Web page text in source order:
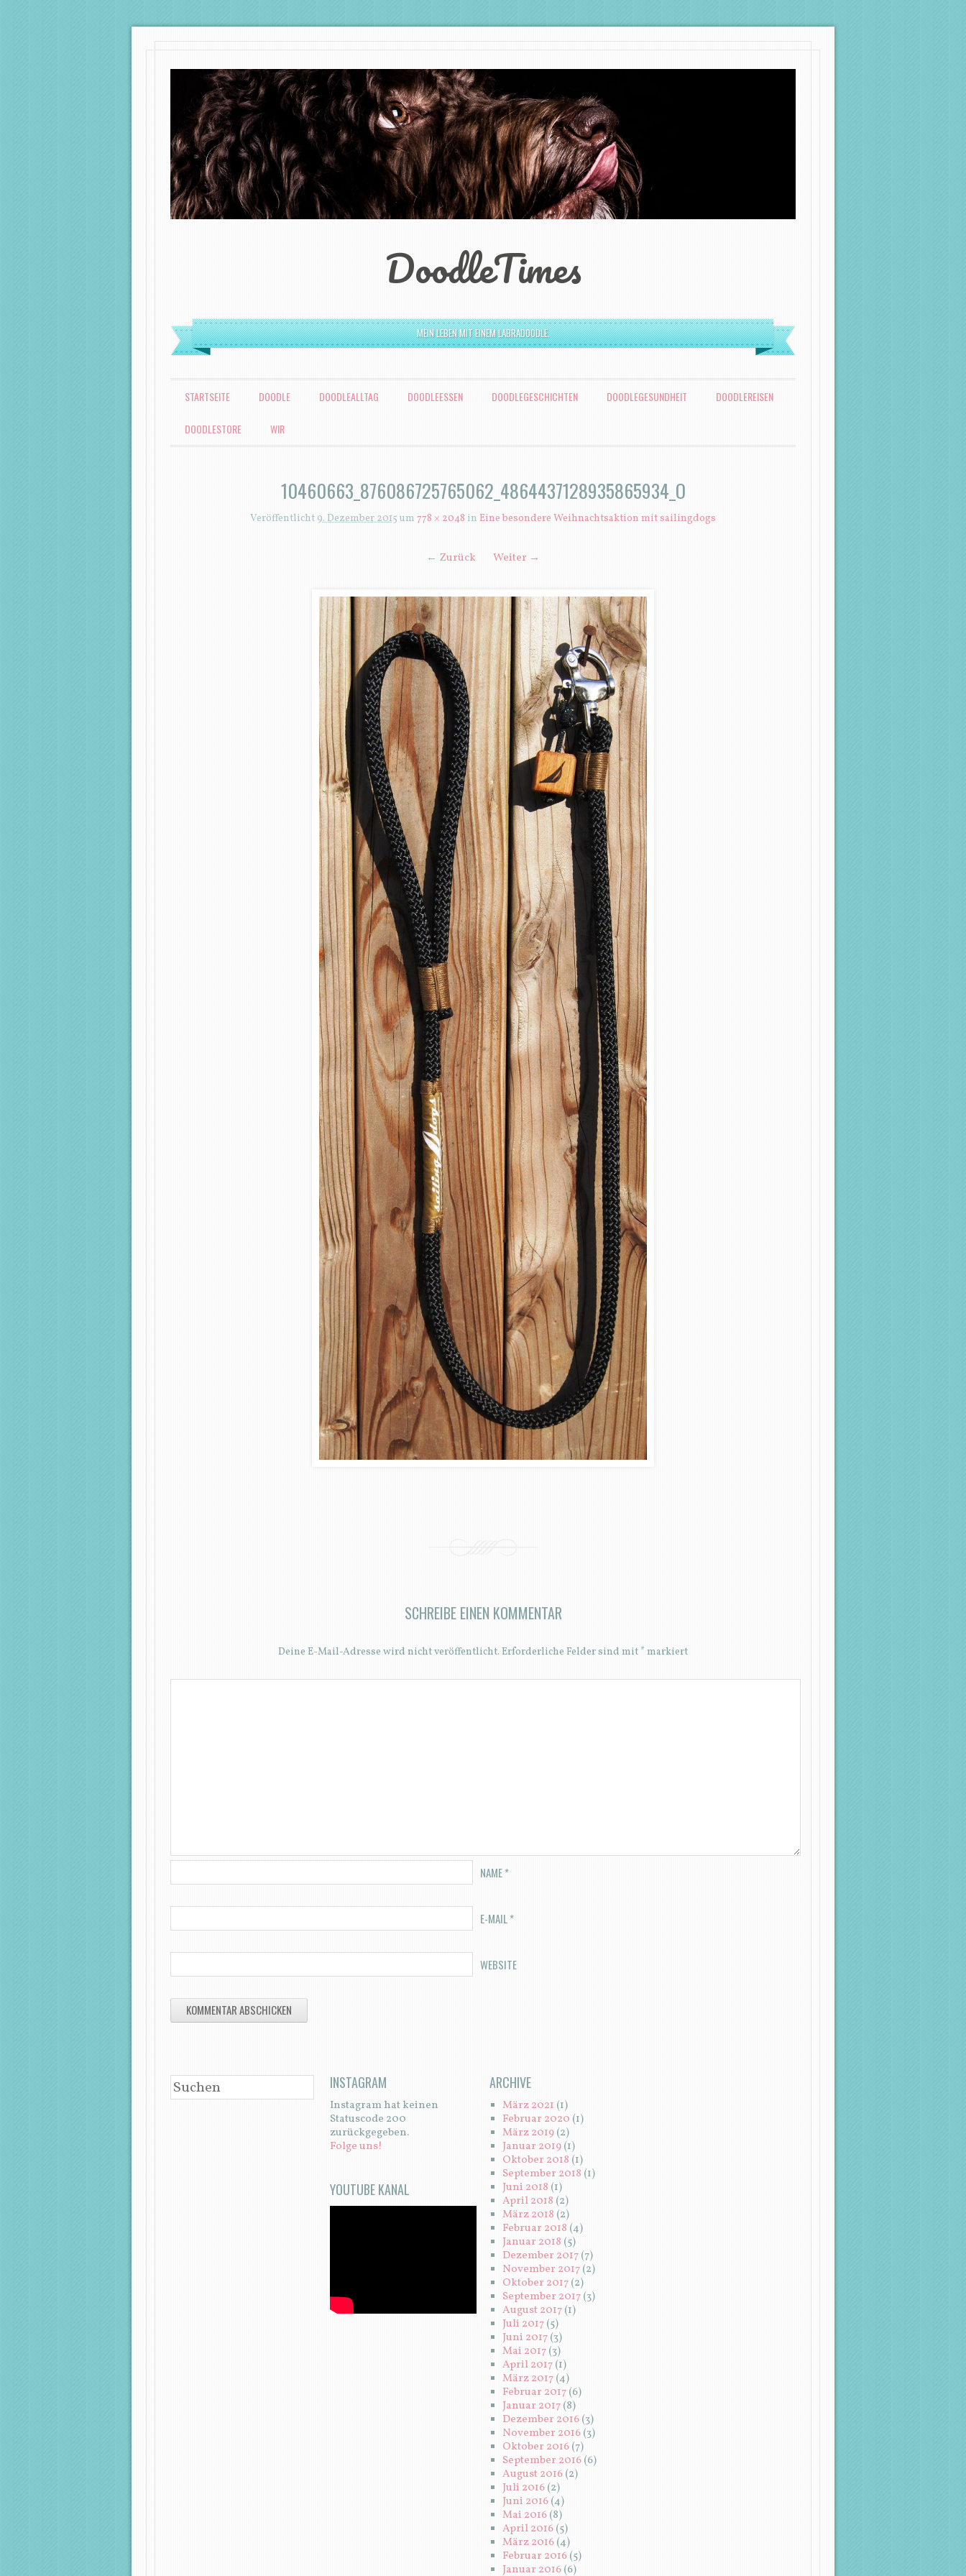
DoodleTimes
MEIN LEBEN MIT EINEM LABRADOODLE.
MENÜ
ZUM INHALT SPRINGEN
STARTSEITE DOODLE DOODLEALLTAG DOODLEESSEN DOODLEGESCHICHTEN DOODLEGESUNDHEIT DOODLEREISEN
DOODLESTORE WIR
10460663_876086725765062_4864437128935865934_O
Veröffentlicht 9. Dezember 2015 um 778 × 2048 in Eine besondere Weihnachtsaktion mit sailingdogs
← Zurück Weiter →
SCHREIBE EINEN KOMMENTAR
Deine E-Mail-Adresse wird nicht veröffentlicht. Erforderliche Felder sind mit *markiert
NAME*
E-MAIL *
WEBSITE
SUCHEN INSTAGRAM
Instagram hat keinen
Statuscode 200
zurückgegeben.
Folge uns!
YOUTUBE KANAL
ARCHIVE
März 2021 (1)
Februar 2020 (1)
März 2019(2)
Januar 2019(1)
Oktober 2018 (1)
September 2018 (1)
Juni 2018 (1)
April 2018 (2)
März 2018 (2)
Februar 2018 (4)
Januar 2018 (5)
Dezember 2017(7)
November 2017(2)
Oktober 2017(2)
September 2017(3)
August 2017(1)
Juli 2017(5)
Juni 2017(3)
Mai 2017(3)
April 2017(1)
März 2017(4)
Februar 2017(6)
Januar 2017(8)
Dezember 2016(3)
November 2016(3)
Oktober 2016(7)
September 2016(6)
August 2016(2)
Juli 2016(2)
Juni 2016(4)
Mai 2016(8)
April 2016(5)
März 2016(4)
Februar 2016(5)
Januar 2016(6)